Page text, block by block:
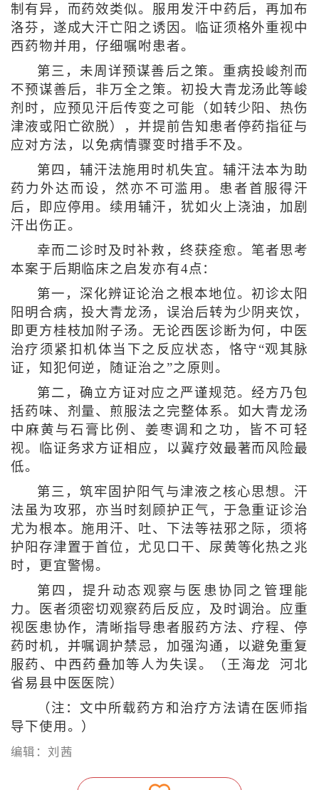
制有异，而药效类似。服用发汗中药后，再加布
洛芬，遂成大汗亡阳之诱因。临证须格外重视中
西药物并用，仔细嘱咐患者。
第三，未周详预谋善后之策。重病投峻剂而
不预谋善后，非万全之策。初投大青龙汤此等峻
剂时，应预见汗后传变之可能（如转少阳、热伤
津液或阳亡欲脱），并提前告知患者停药指征与
应对方法，以免病情骤变时措手不及。
第四，辅汗法施用时机失宜。辅汗法本为助
药力外达而设，然亦不可滥用。患者首服得汗
后，即应停用。续用辅汗，犹如火上浇油，加剧
汗出伤正。
幸而二诊时及时补救，终获痊愈。笔者思考
本案于后期临床之启发亦有4点：
第一，深化辨证论治之根本地位。初诊太阳
阳明合病，投大青龙汤，误治后转为少阴夹饮，
即更方桂枝加附子汤。无论西医诊断为何，中医
治疗须紧扣机体当下之反应状态，恪守“观其脉
证，知犯何逆，随证治之”之原则。
第二，确立方证对应之严谨规范。经方乃包
括药味、剂量、煎服法之完整体系。如大青龙汤
中麻黄与石膏比例、姜枣调和之功，皆不可轻
视。临证务求方证相应，以冀疗效最著而风险最
低。
第三，筑牢固护阳气与津液之核心思想。汗
法虽为攻邪，亦当时刻顾护正气，于急重证诊治
尤为根本。施用汗、吐、下法等祛邪之际，须将
护阳存津置于首位，尤见口干、尿黄等化热之兆
时，更宜警惕。
第四，提升动态观察与医患协同之管理能
力。医者须密切观察药后反应，及时调治。应重
视医患协作，清晰指导患者服药方法、疗程、停
药时机，并嘱调护禁忌，加强沟通，以避免重复
服药、中西药叠加等人为失误。（王海龙 河北
省易县中医医院）
（注：文中所载药方和治疗方法请在医师指
导下使用。）
编辑：刘茜